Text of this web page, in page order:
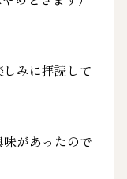
みに拝読して
があったので